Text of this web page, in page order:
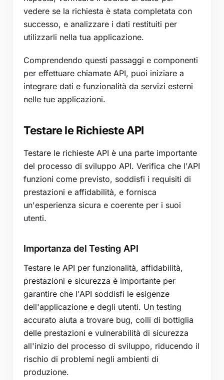
vedere se la richiesta è stata completata con
successo, e analizzare i dati restituiti per
utilizzarli nella tua applicazione.
Comprendendo questi passaggi e componenti
per effettuare chiamate API, puoi iniziare a
integrare dati e funzionalità da servizi esterni
nelle tue applicazioni.
Testare le Richieste API
Testare le richieste API è una parte importante
del processo di sviluppo API. Verifica che l'API
funzioni come previsto, soddisfi i requisiti di
prestazioni e affidabilità, e fornisca
un'esperienza sicura e coerente per i suoi
utenti.
Importanza del Testing API
Testare le API per funzionalità, affidabilità,
prestazioni e sicurezza è importante per
garantire che l'API soddisfi le esigenze
dell'applicazione e degli utenti. Un testing
accurato aiuta a trovare bug, colli di bottiglia
delle prestazioni e vulnerabilità di sicurezza
all'inizio del processo di sviluppo, riducendo il
rischio di problemi negli ambienti di
produzione.